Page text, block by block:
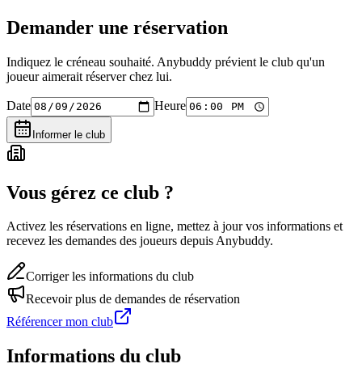
Demander une réservation
Indiquez le créneau souhaité. Anybuddy prévient le club qu'un
joueur aimerait réserver chez lui.
Date Heure
Informer le club
Vous gérez ce club ?
Activez les réservations en ligne, mettez à jour vos informations et
recevez les demandes des joueurs depuis Anybuddy.
Corriger les informations du club
Recevoir plus de demandes de réservation
Référencer mon club
Informations du club